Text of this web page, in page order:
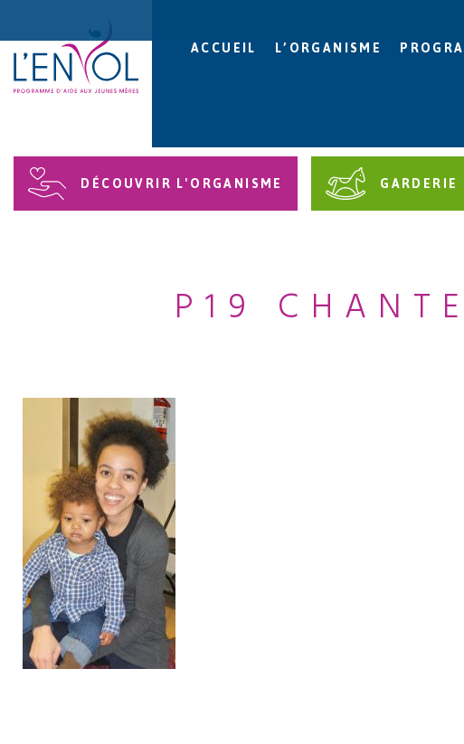
ACCUEIL L’ORGANISME
DÉCOUVRIR L'ORGANISME GARDERIE
P19